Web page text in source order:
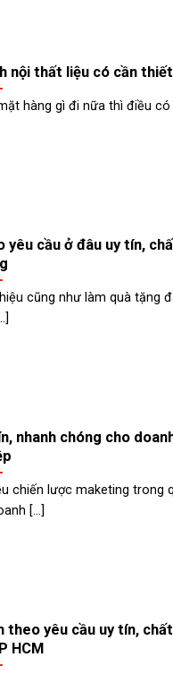
nội thất liệu có cần
hàng gì đi nữa thì điều có
yêu cầu ở đâu uy tín,
cũng như làm quà tặng
nhanh chóng cho
chiến lược maketing trong
[...]
theo yêu cầu uy tín, chất
HCM